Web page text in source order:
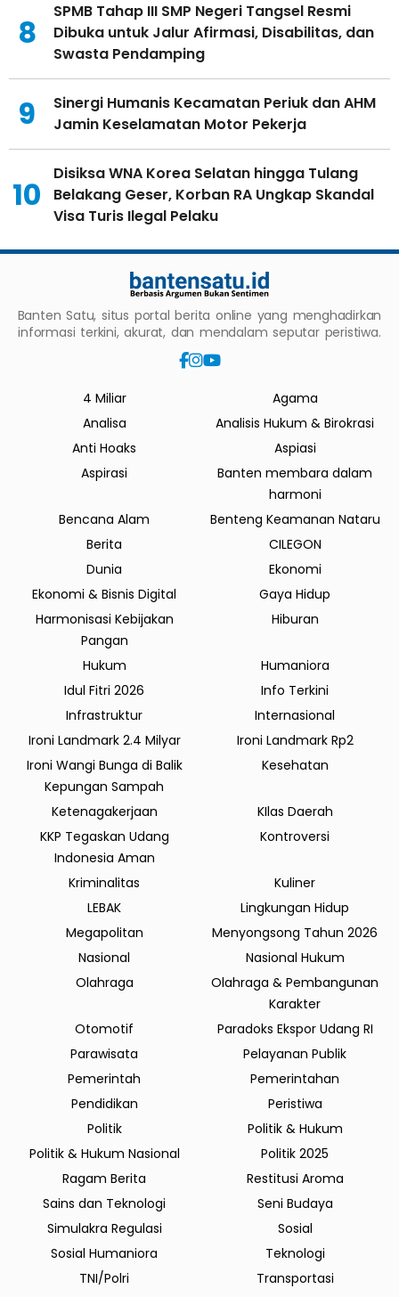
8
SPMB Tahap III SMP Negeri Tangsel Resmi
Dibuka untuk Jalur Afirmasi, Disabilitas, dan
Swasta Pendamping
9
Sinergi Humanis Kecamatan Periuk dan AHM
Jamin Keselamatan Motor Pekerja
10
Disiksa WNA Korea Selatan hingga Tulang
Belakang Geser, Korban RA Ungkap Skandal
Visa Turis Ilegal Pelaku
Banten Satu, situs portal berita online yang menghadirkan
informasi terkini, akurat, dan mendalam seputar peristiwa.
4 Miliar
Agama
Analisa
Analisis Hukum & Birokrasi
Anti Hoaks
Aspiasi
Aspirasi
Banten membara dalam
harmoni
Bencana Alam
Benteng Keamanan Nataru
Berita
CILEGON
Dunia
Ekonomi
Ekonomi & Bisnis Digital
Gaya Hidup
Harmonisasi Kebijakan
Pangan
Hiburan
Hukum
Humaniora
Idul Fitri 2026
Info Terkini
Infrastruktur
Internasional
Ironi Landmark 2.4 Milyar
Ironi Landmark Rp2
Ironi Wangi Bunga di Balik
Kepungan Sampah
Kesehatan
Ketenagakerjaan
KIlas Daerah
KKP Tegaskan Udang
Indonesia Aman
Kontroversi
Kriminalitas
Kuliner
LEBAK
Lingkungan Hidup
Megapolitan
Menyongsong Tahun 2026
Nasional
Nasional Hukum
Olahraga
Olahraga & Pembangunan
Karakter
Otomotif
Paradoks Ekspor Udang RI
Parawisata
Pelayanan Publik
Pemerintah
Pemerintahan
Pendidikan
Peristiwa
Politik
Politik & Hukum
Politik & Hukum Nasional
Politik 2025
Ragam Berita
Restitusi Aroma
Sains dan Teknologi
Seni Budaya
Simulakra Regulasi
Sosial
Sosial Humaniora
Teknologi
TNI/Polri
Transportasi